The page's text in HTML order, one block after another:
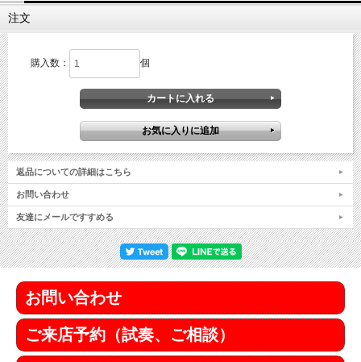
注文
購入数： 個
返品についての詳細はこちら
お問い合わせ
友達にメールですすめる
お問い合わせ
ご来店予約（試奏、ご相談）